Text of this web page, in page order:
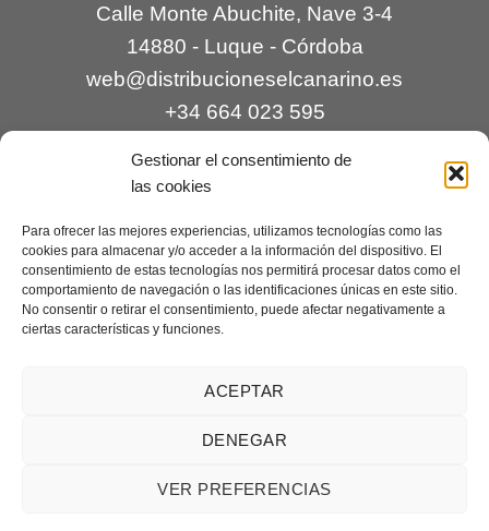
Gestionar el consentimiento de
las cookies
Para ofrecer las mejores experiencias, utilizamos tecnologías como las
cookies para almacenar y/o acceder a la información del dispositivo. El
consentimiento de estas tecnologías nos permitirá procesar datos como el
comportamiento de navegación o las identificaciones únicas en este sitio.
No consentir o retirar el consentimiento, puede afectar negativamente a
ciertas características y funciones.
ACEPTAR
DENEGAR
VER PREFERENCIAS
Calle Monte Abuchite, Nave 3-4
14880 - Luque - Córdoba
web@distribucioneselcanarino.es
+34 664 023 595
Contacto|Incidencias|Devoluciones |
Condiciones generales
Mantenimiento web a cargo deCreaciones Digitales – mantenimiento web